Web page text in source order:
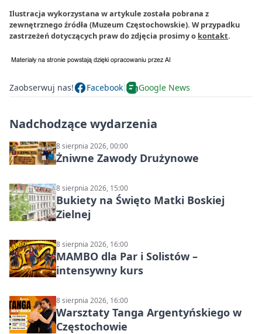
Ilustracja wykorzystana w artykule została pobrana z
zewnętrznego źródła (Muzeum Częstochowskie). W przypadku
zastrzeżeń dotyczących praw do zdjęcia prosimy o kontakt.
Zaobserwuj nas! Facebook Google News
Nadchodzące wydarzenia
8 sierpnia 2026, 00:00
Żniwne Zawody Drużynowe
8 sierpnia 2026, 15:00
Bukiety na Święto Matki Boskiej
Zielnej
8 sierpnia 2026, 16:00
MAMBO dla Par i Solistów –
intensywny kurs
8 sierpnia 2026, 16:00
Warsztaty Tanga Argentyńskiego w
Częstochowie